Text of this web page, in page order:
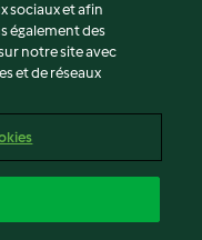
sociaux et afin
également des
notre site avec
et de réseaux